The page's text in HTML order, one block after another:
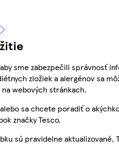
sme zabezpečili správnosť
zložiek a alergénov sa
webových stránkach.
sa chcete poradiť o
značky Tesco.
sú pravidelne